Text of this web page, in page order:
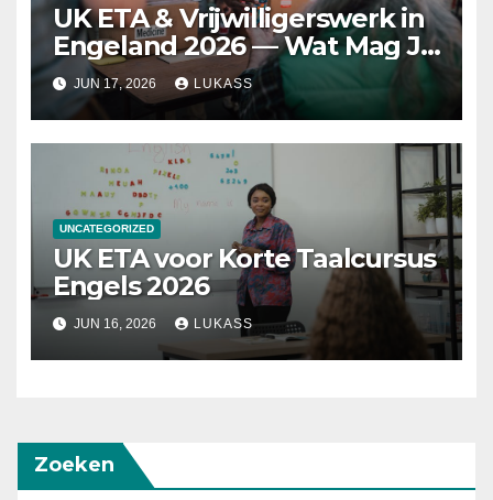
UK ETA & Vrijwilligerswerk in
Engeland 2026 — Wat Mag Je
Wel of Niet?
JUN 17, 2026 LUKASS
UNCATEGORIZED
UK ETA voor Korte Taalcursus
Engels 2026
JUN 16, 2026 LUKASS
Zoeken